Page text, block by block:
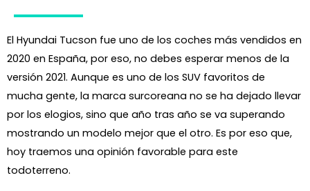
El Hyundai Tucson fue uno de los coches más vendidos en
2020 en España, por eso, no debes esperar menos de la
versión 2021. Aunque es uno de los SUV favoritos de
mucha gente, la marca surcoreana no se ha dejado llevar
por los elogios, sino que año tras año se va superando
mostrando un modelo mejor que el otro. Es por eso que,
hoy traemos una opinión favorable para este
todoterreno.